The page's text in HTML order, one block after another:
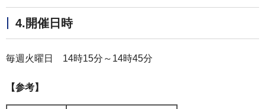
4.開催日時
毎週火曜日 14時15分～14時45分
【参考】